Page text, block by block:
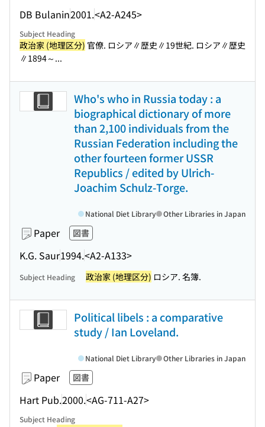
DB Bulanin2001.<A2-A245>
Subject Heading
政治家 (地理区分) 官僚. ロシア∥歴史∥19世紀. ロシア∥歴史
∥1894～...
Who's who in Russia today : a
biographical dictionary of more
than 2,100 individuals from the
Russian Federation including the
other fourteen former USSR
Republics / edited by Ulrich-
Joachim Schulz-Torge.
Paper 図書
K.G. Saur1994.<A2-A133>
National Diet Library Other Libraries in Japan
Subject Heading 政治家 (地理区分) ロシア. 名簿.
Political libels : a comparative
study / Ian Loveland.
Paper 図書
Hart Pub.2000.<AG-711-A27>
National Diet Library Other Libraries in Japan
Subject Heading